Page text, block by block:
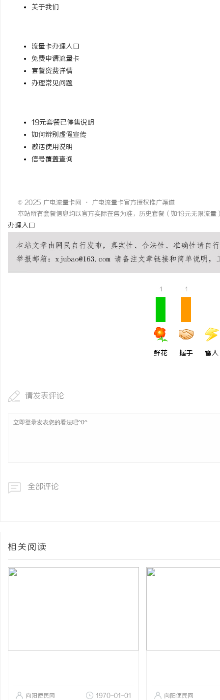
关于我们
流量卡办理入口
免费申请流量卡
套餐资费详情
办理常见问题
19元套餐已停售说明
如何辨别虚假宣传
激活使用说明
信号覆盖查询
© 2025 广电流量卡网 · 广电流量卡官方授权推广渠道
本站所有套餐信息均以官方实际在售为准，历史套餐（如19元无限流量
办理入口
1
鲜花
1
握手 雷人
请发表评论
全部评论
相关阅读
向阳便民网 1970-01-01 向阳便民网